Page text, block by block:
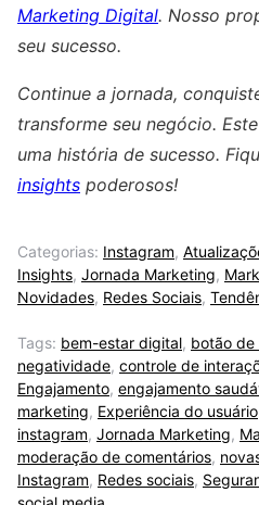
Marketing Digital. Nosso
seu sucesso.
Continue a jornada,
transforme seu negócio.
uma história de sucesso.
insights poderosos!
Categorias: Instagram,
Insights, Jornada Marketing,
Novidades, Redes Sociais,
Tags: bem-estar digital, botão
negatividade, controle de
Engajamento, engajamento
marketing, Experiência do usuário
instagram, Jornada Marketing,
moderação de comentários,
Instagram, Redes sociais,